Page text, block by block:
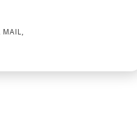
MAIL,